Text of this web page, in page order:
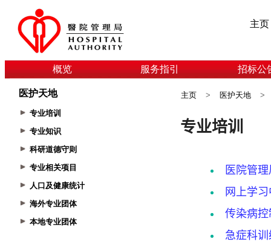
主页
概览 服务指引 招标公
医护天地
专业培训
专业知识
科研道德守则
专业相关项目
人口及健康统计
海外专业团体
本地专业团体
主页 > 医护天地 >